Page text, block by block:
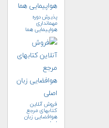
پذیرش دوره
مهمانداری
هواپیمایی هما
فروش آنلاین
کتابهای مرجع
هوافضایی زبان
اصلی